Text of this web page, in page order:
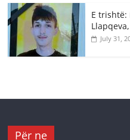
E
July 31,
Për ne